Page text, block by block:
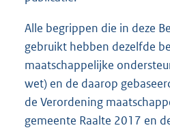
Alle begrippen die in deze
gebruikt hebben dezelfde
maatschappelijke
wet) en de daarop
de Verordening
gemeente Raalte 2017 en